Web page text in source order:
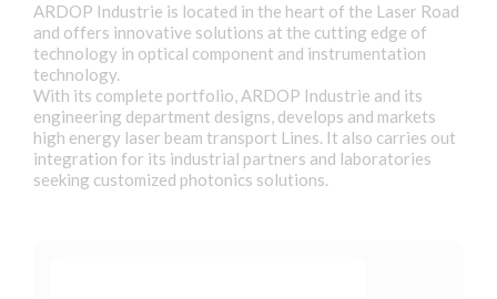
ARDOP Industrie is located in the heart of the Laser Road
and offers innovative solutions at the cutting edge of
technology in optical component and instrumentation
technology.
With its complete portfolio, ARDOP Industrie and its
engineering department designs, develops and markets
high energy laser beam transport Lines. It also carries out
integration for its industrial partners and laboratories
seeking customized photonics solutions.